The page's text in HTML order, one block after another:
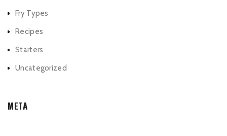
Fry Types
Recipes
Starters
Uncategorized
META